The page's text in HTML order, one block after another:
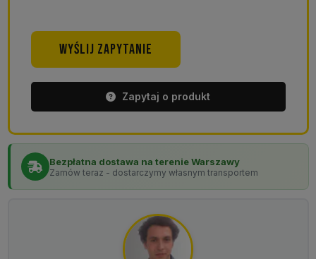
WYŚLIJ ZAPYTANIE
Zapytaj o produkt
Bezpłatna dostawa na terenie Warszawy
Zamów teraz - dostarczymy własnym transportem